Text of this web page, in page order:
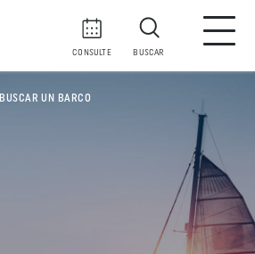
CONSULTE BUSCAR
BUSCAR UN BARCO